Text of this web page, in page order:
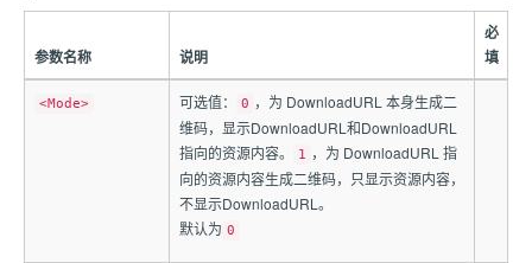
参数名称 说明
必
填
<Mode> 可选值： 0 ，为 DownloadURL 本身生成二
维码，显示DownloadURL和DownloadURL
指向的资源内容。
1 ，为 DownloadURL 指
向的资源内容生成二维码，只显示资源内容，
不显示DownloadURL。
默认为 0